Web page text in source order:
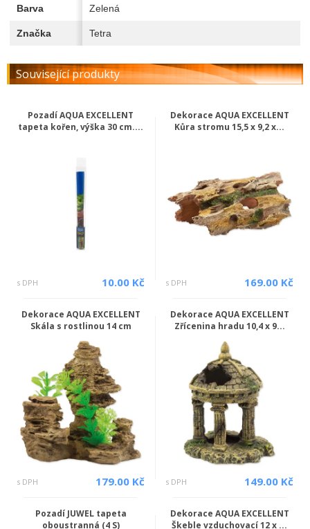
Barva Zelená
Značka Tetra
Související produkty
Pozadí AQUA EXCELLENT
tapeta kořen, výška 30 cm....
s DPH 10.00 Kč
Dekorace AQUA EXCELLENT
Kůra stromu 15,5 x 9,2 x...
s DPH 169.00 Kč
Dekorace AQUA EXCELLENT
Skála s rostlinou 14 cm
s DPH 179.00 Kč
Dekorace AQUA EXCELLENT
Zřícenina hradu 10,4 x 9...
s DPH 149.00 Kč
Pozadí JUWEL tapeta
oboustranná (4 S)
Dekorace AQUA EXCELLENT
Škeble vzduchovací 12 x ...